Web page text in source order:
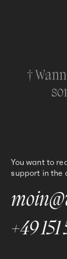
†
You want to
support in the
+49